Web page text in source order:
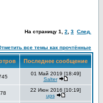
На страницу 1 2 3 След.
все темы как прочтённые
Последнее сообщение
01 Май 2019 [18:49]
Salter
22 Июн 2016 [10:19]
ups